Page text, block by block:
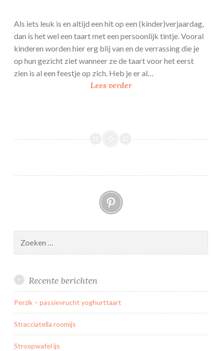
Als iets leuk is en altijd een hit op een (kinder)verjaardag,
dan is het wel een taart met een persoonlijk tintje. Vooral
kinderen worden hier erg blij van en de verrassing die je
op hun gezicht ziet wanneer ze de taart voor het eerst
zien is al een feestje op zich. Heb je er al…
Lees verderV
a
r
e
Pinterest
naar:
Recente berichten
Perzik – passievrucht yoghurttaart
Stracciatella roomijs
Stroopwafel ijs